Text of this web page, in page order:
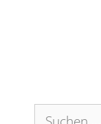
Suchen